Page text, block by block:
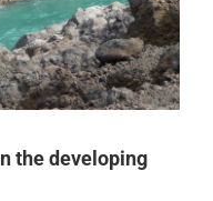
the developing